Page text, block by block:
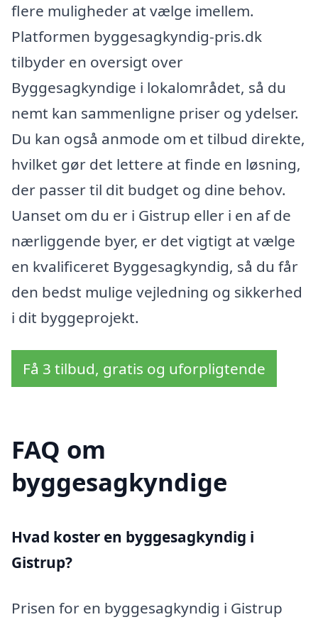
flere muligheder at vælge imellem.
Platformen byggesagkyndig-pris.dk
tilbyder en oversigt over
Byggesagkyndige i lokalområdet, så du
nemt kan sammenligne priser og ydelser.
Du kan også anmode om et tilbud direkte,
hvilket gør det lettere at finde en løsning,
der passer til dit budget og dine behov.
Uanset om du er i Gistrup eller i en af de
nærliggende byer, er det vigtigt at vælge
en kvalificeret Byggesagkyndig, så du får
den bedst mulige vejledning og sikkerhed
i dit byggeprojekt.
Få 3 tilbud, gratis og uforpligtende
FAQ om
byggesagkyndige
Hvad koster en byggesagkyndig i
Gistrup?
Prisen for en byggesagkyndig i Gistrup